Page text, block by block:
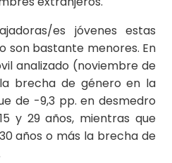
es jóvenes estas
son bastante menores. En
analizado (noviembre de
brecha de género en la
de -9,3 pp. en desmedro
y 29 años, mientras que
años o más la brecha de